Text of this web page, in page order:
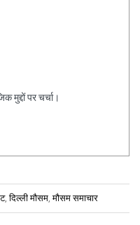
मुद्दों पर चर्चा।
,दिल्ली मौसम ,मौसम समाचार